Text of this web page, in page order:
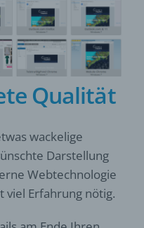
Qualität
wackelige
Darstellung
Webtechnologie
viel Erfahrung nötig.